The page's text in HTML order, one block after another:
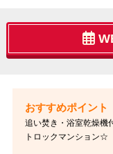
追い焚き・浴室乾燥機
トロックマンション☆